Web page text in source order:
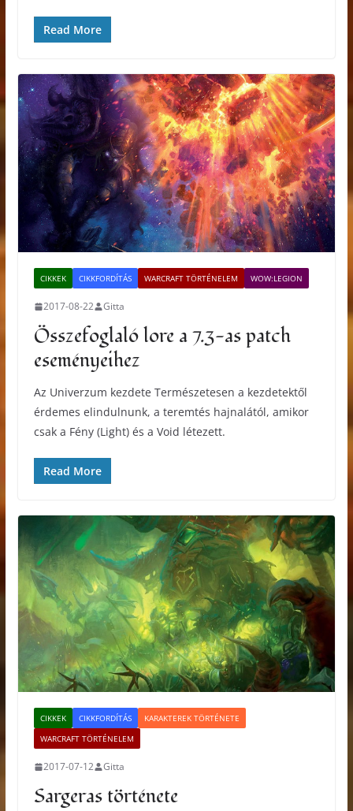
Read More
CIKKEK CIKKFORDÍTÁS WARCRAFT TÖRTÉNELEM WOW:LEGION
2017-08-22 Gitta
Összefoglaló lore a 7.3-as patch
eseményeihez
Az Univerzum kezdete Természetesen a kezdetektől
érdemes elindulnunk, a teremtés hajnalától, amikor
csak a Fény (Light) és a Void létezett.
Read More
CIKKEK CIKKFORDÍTÁS
KARAKTEREK TÖRTÉNETE
WARCRAFT TÖRTÉNELEM
2017-07-12 Gitta
Sargeras története